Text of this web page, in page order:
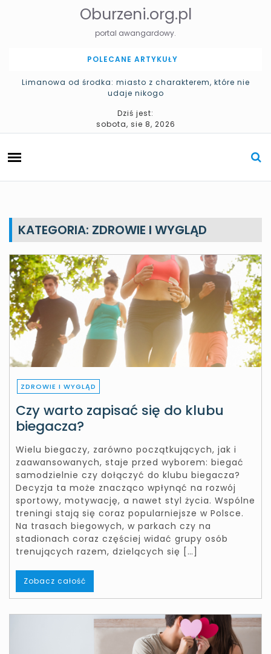
e
Oburzeni.org.pl
portal awangardowy.
POLECANE ARTYKUŁY
Limanowa od środka: miasto z charakterem, które nie
udaje nikogo
Pomniki w Katowicach – historia miasta zapisana w
przestrzeni
Dziś jest:
sobota, sie 8, 2026
KATEGORIA: ZDROWIE I WYGLĄD
ZDROWIE I WYGLĄD
Czy warto zapisać się do klubu
biegacza?
Wielu biegaczy, zarówno początkujących, jak i
zaawansowanych, staje przed wyborem: biegać
samodzielnie czy dołączyć do klubu biegacza?
Decyzja ta może znacząco wpłynąć na rozwój
sportowy, motywację, a nawet styl życia. Wspólne
treningi stają się coraz popularniejsze w Polsce.
Na trasach biegowych, w parkach czy na
stadionach coraz częściej widać grupy osób
trenujących razem, dzielących się […]
Zobacz całość